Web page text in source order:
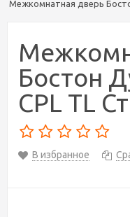
Межкомнатная дверь
Бостон
CPL TL
В избранное